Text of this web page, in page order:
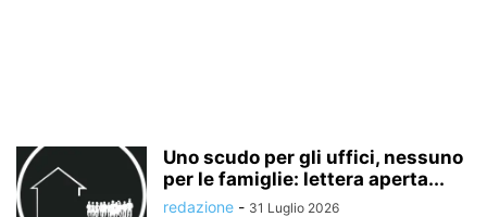
Uno scudo per gli uffici, nessuno
per le famiglie: lettera aperta...
redazione - 31 Luglio 2026